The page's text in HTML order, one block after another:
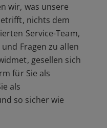
wir, was unsere
nichts dem
Service-Team,
Fragen zu allen
gesellen sich
für Sie als
als
so sicher wie